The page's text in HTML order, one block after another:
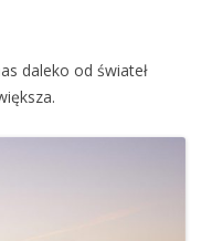
daleko od świateł